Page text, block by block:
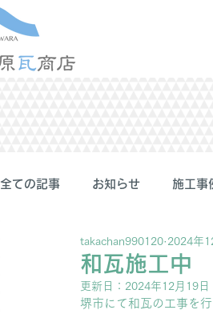
全ての記事 お知らせ 施工事
和瓦施工中
takachan990120 2024年
更新日： 2024年12月19日
堺市にて和瓦の工事を